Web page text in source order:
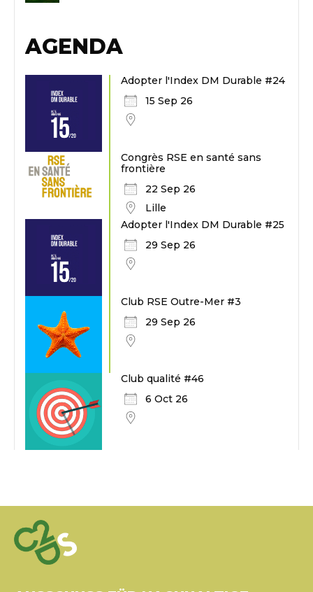
AGENDA
Adopter l'Index DM Durable #24
15 Sep 26
Congrès RSE en santé sans
frontière
22 Sep 26
Lille
Adopter l'Index DM Durable #25
29 Sep 26
Club RSE Outre-Mer #3
29 Sep 26
Club qualité #46
6 Oct 26